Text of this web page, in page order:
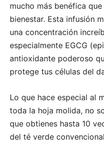
mucho más benéfica
bienestar. Esta infusión
una concentración
especialmente EGCG
antioxidante poderoso
protege tus células del
Lo que hace especial al
toda la hoja molida, no
que obtienes hasta 10
del té verde